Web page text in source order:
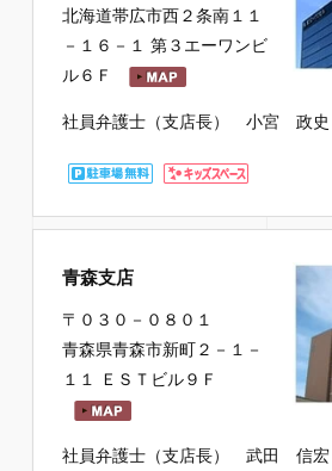
北海道帯広市西２条南１１
－１６－１ 第３エーワンビ
ル６Ｆ
社員弁護士（支店長） 小宮 政史
青森支店
〒０３０－０８０１
青森県青森市新町２－１－
１１ ＥＳＴビル９Ｆ
社員弁護士（支店長） 武田 信宏